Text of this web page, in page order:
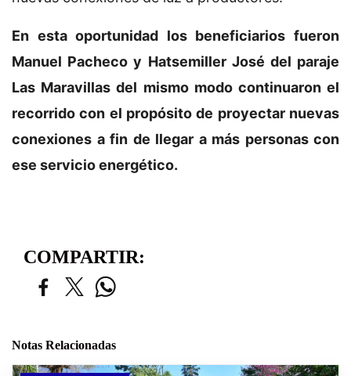
En esta oportunidad los beneficiarios fueron
Manuel Pacheco y Hatsemiller José del paraje
Las Maravillas del mismo modo continuaron el
recorrido con el propósito de proyectar nuevas
conexiones a fin de llegar a más personas con
ese servicio energético.
COMPARTIR:
Notas Relacionadas